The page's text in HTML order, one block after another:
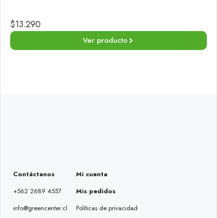
$13.290
Ver producto
Contáctanos
+562 2689 4557
info@greencenter.cl
Mi cuenta
Mis pedidos
Políticas de privacidad